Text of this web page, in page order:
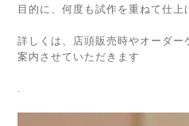
目的に、何度も試作を重ねて仕上
詳しくは、店頭販売時やオーダ
案内させていただきます